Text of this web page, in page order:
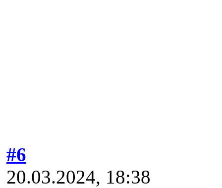
#6
20.03.2024, 18:38